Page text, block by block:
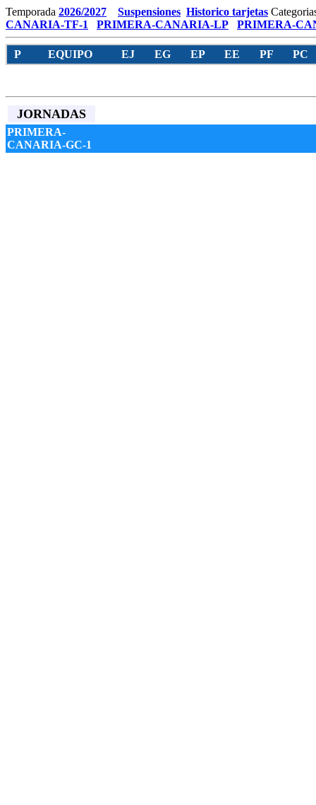
Temporada 2026/2027 Suspensiones Historico tarjetas
CANARIA-TF-1
PRIMERA-CANARIA-LP PRIMERA-
P EQUIPO EJ EG EP EE PF PC
JORNADAS
PRIMERA-
CANARIA-GC-1